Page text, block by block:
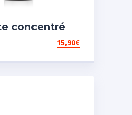
concentré
15,90€